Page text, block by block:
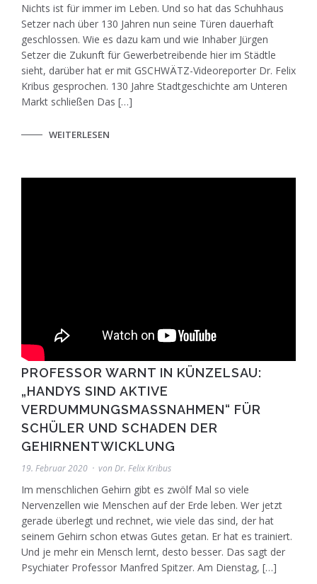
Nichts ist für immer im Leben. Und so hat das Schuhhaus
Setzer nach über 130 Jahren nun seine Türen dauerhaft
geschlossen. Wie es dazu kam und wie Inhaber Jürgen
Setzer die Zukunft für Gewerbetreibende hier im Städtle
sieht, darüber hat er mit GSCHWÄTZ-Videoreporter Dr. Felix
Kribus gesprochen. 130 Jahre Stadtgeschichte am Unteren
Markt schließen Das […]
WEITERLESEN
PROFESSOR WARNT IN KÜNZELSAU:
„HANDYS SIND AKTIVE
VERDUMMUNGSMASSNAHMEN“ FÜR S
CHÜLER UND SCHADEN DER G
EHIRNENTWICKLUNG
19. Februar 2020 von Dr. Felix Kribus
Im menschlichen Gehirn gibt es zwölf Mal so viele
Nervenzellen wie Menschen auf der Erde leben. Wer jetzt
gerade überlegt und rechnet, wie viele das sind, der hat
seinem Gehirn schon etwas Gutes getan. Er hat es trainiert.
Und je mehr ein Mensch lernt, desto besser. Das sagt der
Psychiater Professor Manfred Spitzer. Am Dienstag, […]